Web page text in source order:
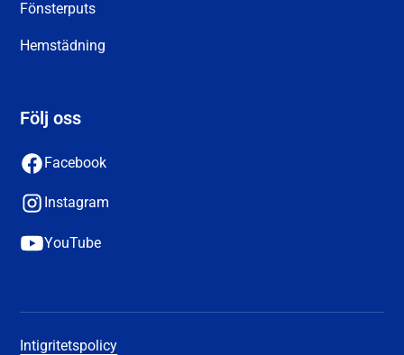
Fönsterputs
Hemstädning
Följ oss
Facebook
Instagram
YouTube
Intigritetspolicy